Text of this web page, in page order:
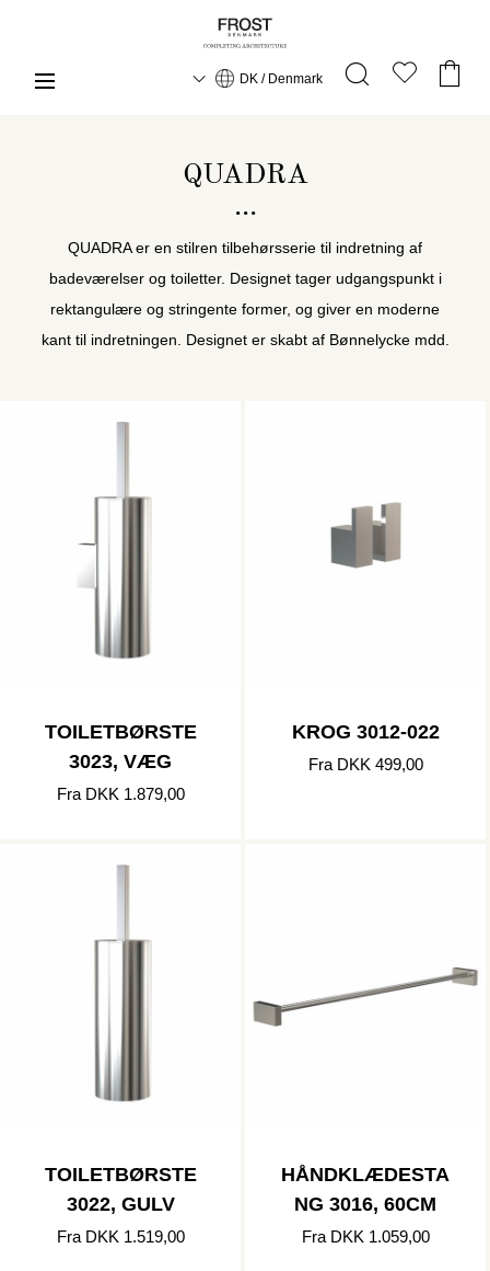
DK / Denmark
QUADRA
QUADRA er en stilren tilbehørsserie til indretning af
badeværelser og toiletter. Designet tager udgangspunkt i
rektangulære og stringente former, og giver en moderne
kant til indretningen. Designet er skabt af Bønnelycke mdd.
TOILETBØRSTE
3023, VÆG
Fra DKK 1.879,00
KROG 3012-022
Fra DKK 499,00
TOILETBØRSTE
3022, GULV
Fra DKK 1.519,00
HÅNDKLÆDESTA
NG 3016, 60CM
Fra DKK 1.059,00